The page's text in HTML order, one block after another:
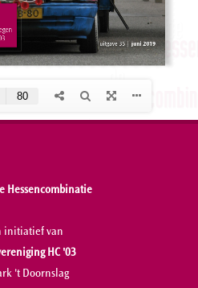
Hessencombinatie
initiatief van
HC '03
't Doornslag